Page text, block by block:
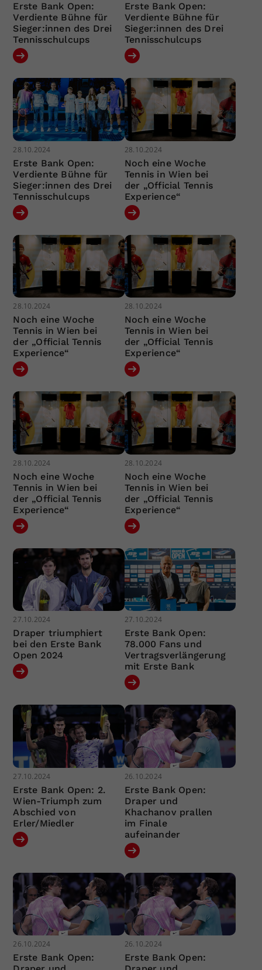
Erste Bank Open:
Verdiente Bühne für
Sieger:innen des Drei
Tennisschulcups
Erste Bank Open:
Verdiente Bühne für
Sieger:innen des Drei
Tennisschulcups
28.10.2024
Erste Bank Open:
Verdiente Bühne für
Sieger:innen des Drei
Tennisschulcups
28.10.2024
Noch eine Woche
Tennis in Wien bei
der „Official Tennis
Experience“
28.10.2024
Noch eine Woche
Tennis in Wien bei
der „Official Tennis
Experience“
28.10.2024
Noch eine Woche
Tennis in Wien bei
der „Official Tennis
Experience“
28.10.2024
Noch eine Woche
Tennis in Wien bei
der „Official Tennis
Experience“
28.10.2024
Noch eine Woche
Tennis in Wien bei
der „Official Tennis
Experience“
27.10.2024
Draper triumphiert
bei den Erste Bank
Open 2024
27.10.2024
Erste Bank Open:
78.000 Fans und
Vertragsverlängerung
mit Erste Bank
27.10.2024
Erste Bank Open: 2.
Wien-Triumph zum
Abschied von
Erler/Miedler
26.10.2024
Erste Bank Open:
Draper und
Khachanov prallen
im Finale
aufeinander
26.10.2024
Erste Bank Open:
26.10.2024
Erste Bank Open: